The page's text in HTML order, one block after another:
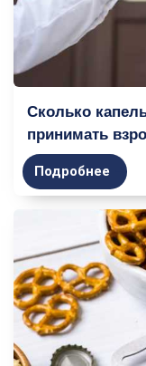
Сколько
принимать
витамина D
Подробнее